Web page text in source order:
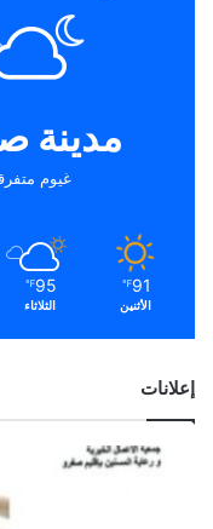
مدينة
غيوم
91
℉
الأثنين
95
℉
الثلاثاء
إعلانات